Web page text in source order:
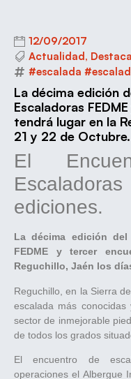
12/09/2017
Actualidad,
#escalada
La décima edición
Escaladoras
tendrá lugar en la
21 y 22 de Octubre.
El
ediciones.
La décima edición del
FEDME y tercer
Reguchillo, Jaén los
Reguchillo, en la Sierra
escalada más
sector de inmejorable
de todos los grados
El encuentro de
operaciones el Albergue